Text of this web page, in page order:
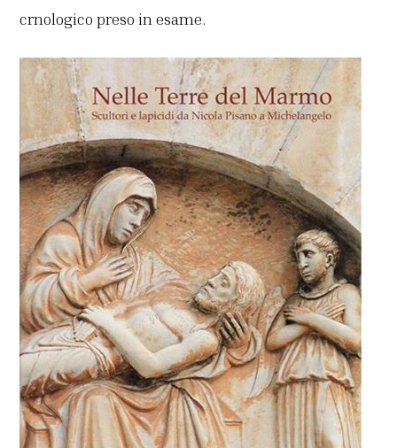
crnologico preso in esame.